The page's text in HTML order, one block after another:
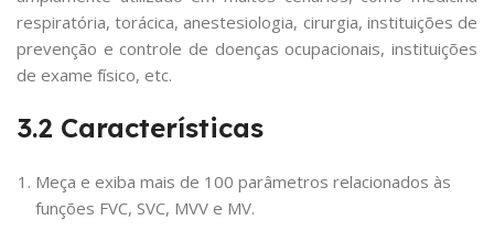
respiratória, torácica, anestesiologia, cirurgia, instituições de
prevenção e controle de doenças ocupacionais, instituições
de exame físico, etc.
3.2 Características
Meça e exiba mais de 100 parâmetros relacionados às
funções FVC, SVC, MVV e MV.